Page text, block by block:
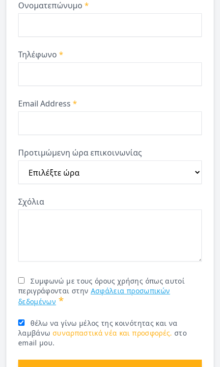
Ονοματεπώνυμο *
Τηλέφωνο *
Email Address *
Προτιμώμενη ώρα επικοινωνίας
Σχόλια
Συμφωνώ με τους όρους χρήσης όπως αυτοί
περιγράφονται στην Ασφάλεια προσωπικών
δεδομένων *
θέλω να γίνω μέλος της κοινότητας και να
λαμβάνω συναρπαστικά νέα και προσφορές. στο
email μου.